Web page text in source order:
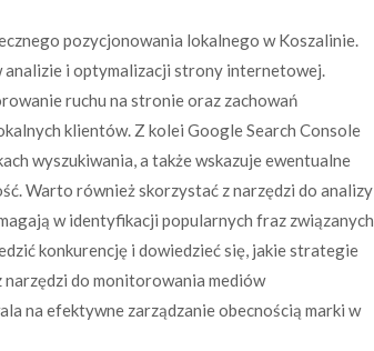
pozycjonowania lokalnego w Koszalinie.
i optymalizacji strony internetowej.
ruchu na stronie oraz zachowań
klientów. Z kolei Google Search Console
wyszukiwania, a także wskazuje ewentualne
Warto również skorzystać z narzędzi do analizy
w identyfikacji popularnych fraz związanych
konkurencję i dowiedzieć się, jakie strategie
do monitorowania mediów
na efektywne zarządzanie obecnością marki w